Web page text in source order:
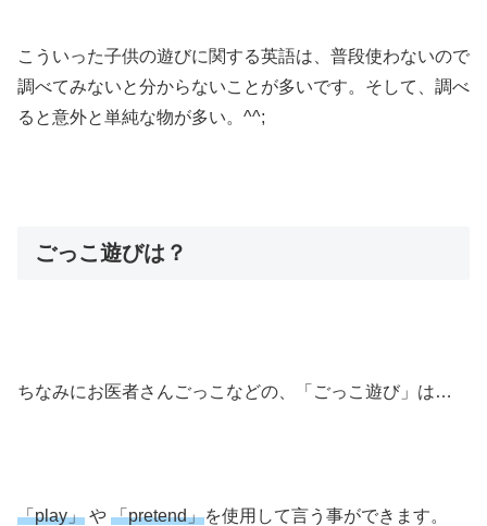
こういった子供の遊びに関する英語は、普段使わないので
調べてみないと分からないことが多いです。そして、調べ
ると意外と単純な物が多い。^^;
ごっこ遊びは？
ちなみにお医者さんごっこなどの、「ごっこ遊び」は…
「play」 や 「pretend」を使用して言う事ができます。